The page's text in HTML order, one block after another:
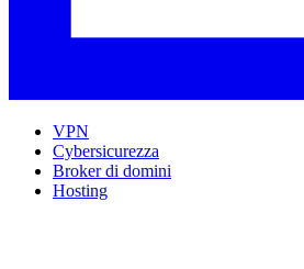
VPN
Cybersicurezza
Broker di domini
Hosting